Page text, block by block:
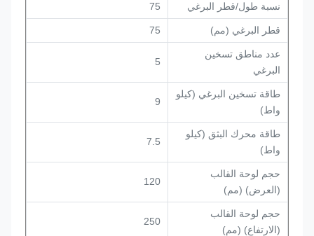
نسبة طول/قطر البرغي
قطر البرغي (مم)
عدد مناطق تسخين
البرغي
طاقة تسخين البرغي (كيلو
9
طاقة محرك البثق (كيلو
حجم لوحة القالب
(العرض) (مم)
حجم لوحة القالب
(الارتفاع) (مم)